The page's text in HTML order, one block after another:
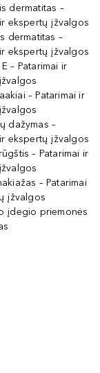
dermatitas –
ekspertų įžvalgos
dermatitas –
ekspertų įžvalgos
– Patarimai ir
– Patarimai ir
dažymas –
ekspertų įžvalgos
– Patarimai ir
– Patarimai
įžvalgos
įdegio priemonės